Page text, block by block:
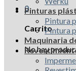
0
Carrito
No hay
Pinturas
Pintura
Pintura
Maquinaria